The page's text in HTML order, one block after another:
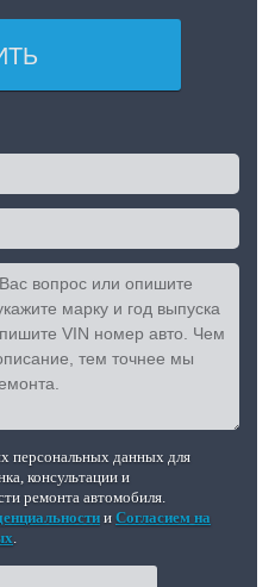
персональных данных для
консультации и
ремонта автомобиля.
и Согласием на